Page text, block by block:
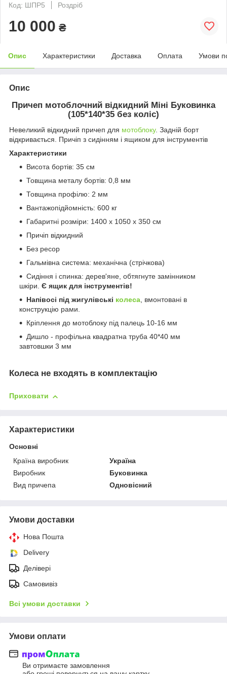
Код: ШПР5
Роздріб
10 000 ₴
Опис Характеристики Доставка Оплата Умови
Опис
Причеп мотоблочний відкидний Міні Буковинка
(105*140*35 без коліс)
Невеликий відкидний причеп для мотоблоку. Задній борт
відкривається. Причіп з сидінням і ящиком для інструментів
Характеристики
Висота бортів: 35 см
Товщина металу бортів: 0,8 мм
Товщина профілю: 2 мм
Вантажопідйомність: 600 кг
Габаритні розміри: 1400 х 1050 х 350 см
Причіп відкидний
Без ресор
Гальмівна система: механічна (стрічкова)
Сидіння і спинка: дерев'яне, обтягнуте замінником
шкіри. Є ящик для інструментів!
Напівосі під жигулівські колеса , вмонтовані в
конструкцію рами.
Кріплення до мотоблоку під палець 10-16 мм
Дишло - профільна квадратна труба 40*40 мм
завтовшки 3 мм
Колеса не входять в комплектацію
Приховати
Характеристики
Основні
Країна виробник
Україна
Виробник
Буковинка
Вид причепа
Одновісний
Умови доставки
Нова Пошта
Delivery
Делівері
Самовивіз
Всі умови доставки
Умови оплати
Ви отримаєте замовлення